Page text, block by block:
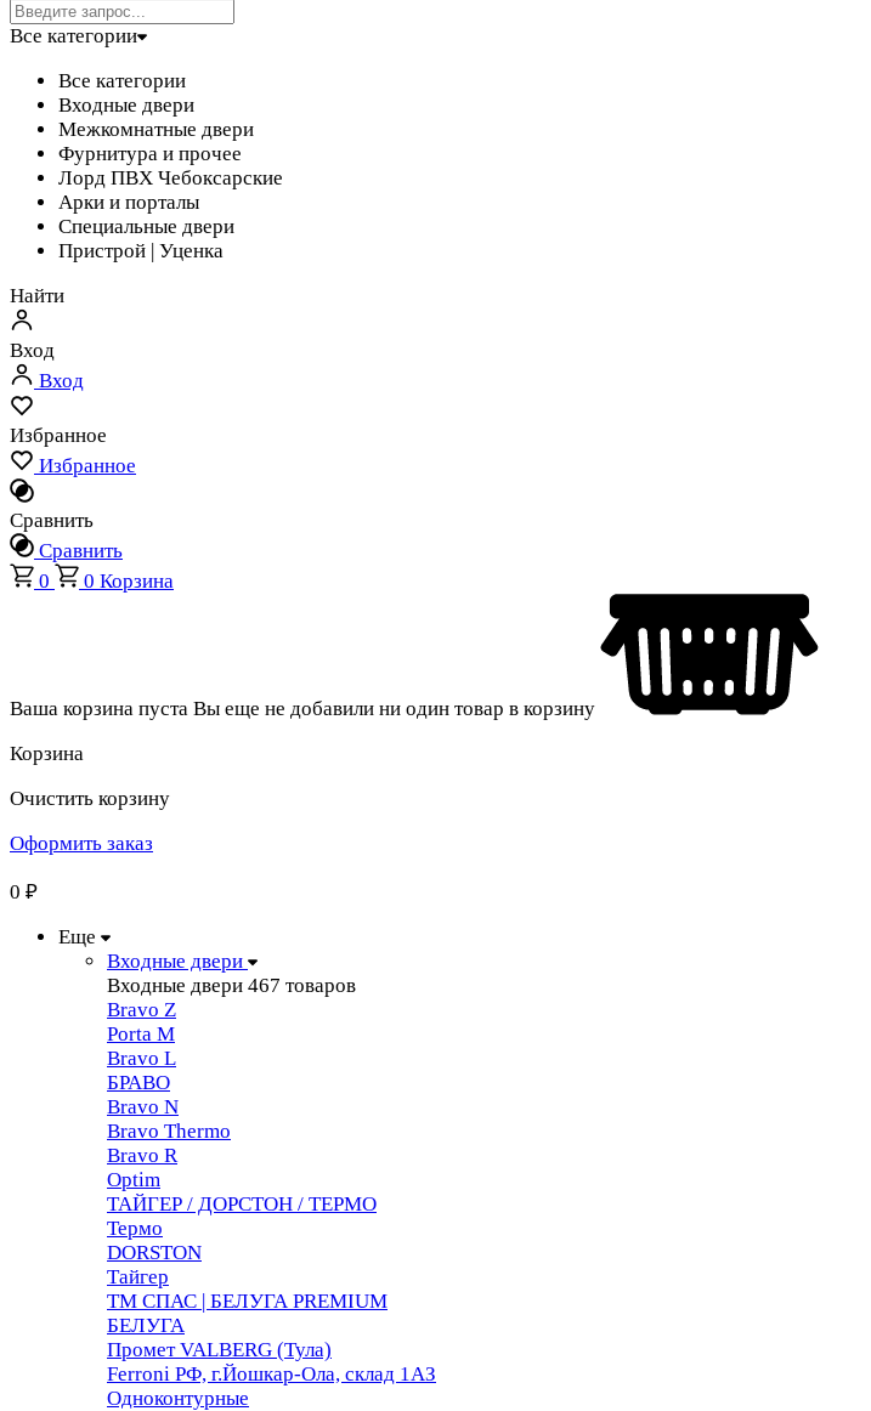
Все категории
Все категории
Входные двери
Межкомнатные двери
Фурнитура и прочее
Лорд ПВХ Чебоксарские
Арки и порталы
Специальные двери
Пристрой | Уценка
Найти
Вход
Вход
Избранное
Избранное
Сравнить
Сравнить
0
0 Корзина
Ваша корзина пуста Вы еще не добавили ни один товар в корзину
Корзина
Очистить корзину
Оформить заказ
0 ₽
Еще
Входные двери
Входные двери 467 товаров
Bravo Z
Porta М
Bravo L
БРАВО
Bravo N
Bravo Thermo
Bravo R
Optim
ТАЙГЕР / ДОРСТОН / ТЕРМО
Термо
DORSTON
Тайгер
ТМ СПАС | БЕЛУГА PREMIUM
БЕЛУГА
Промет VALBERG (Тула)
Ferroni РФ, г.Йошкар-Ола, склад 1АЗ
Одноконтурные